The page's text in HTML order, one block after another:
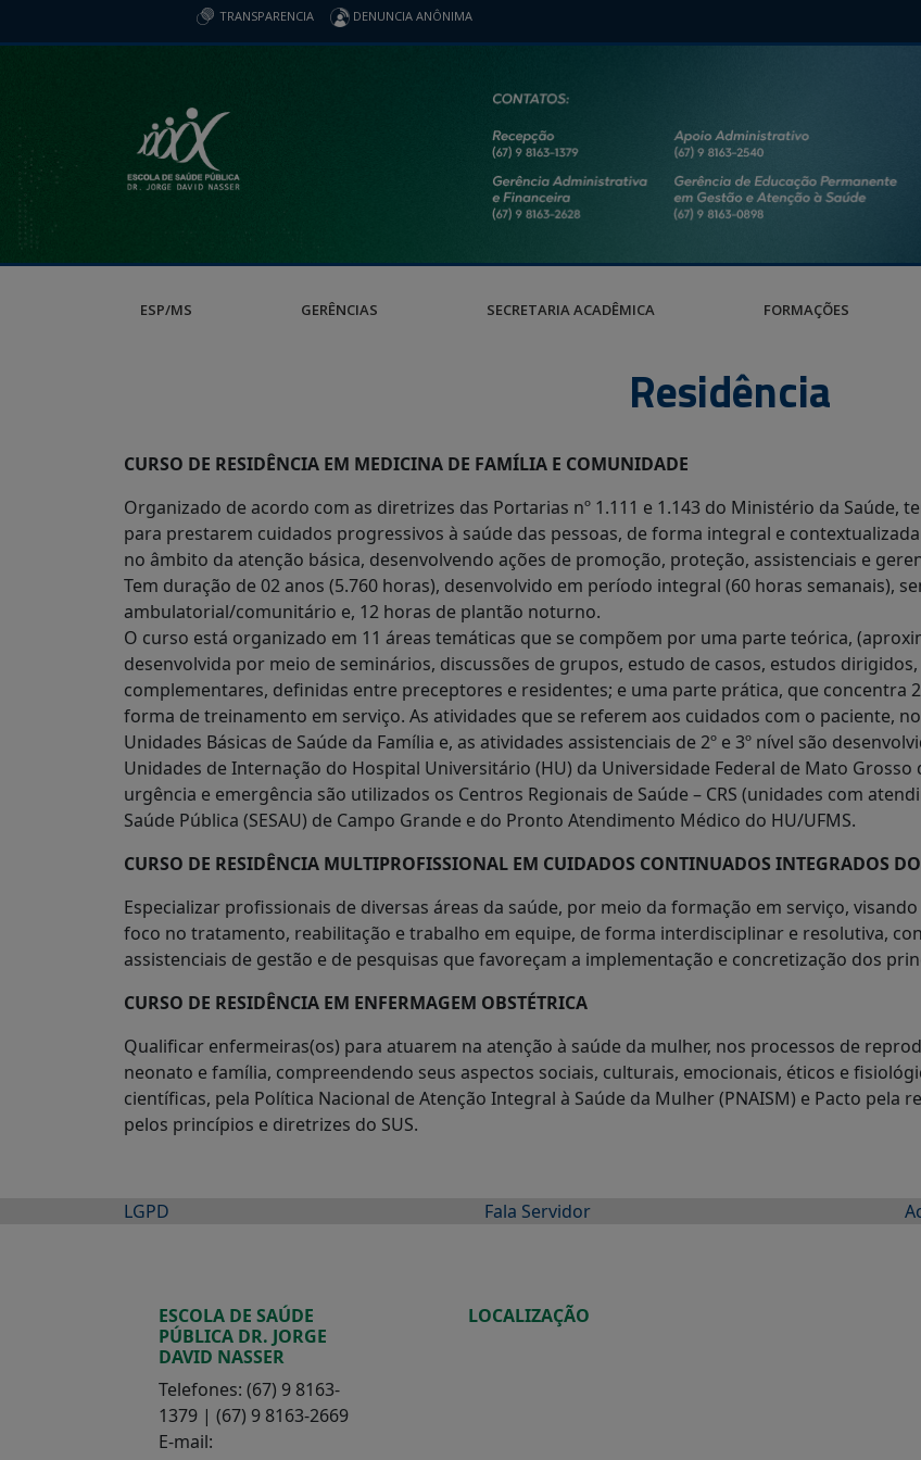
TRANSPARENCIA DENUNCIA ANÔNIMA
ESP/MS GERÊNCIAS SECRETARIA ACADÊMICA FORMAÇÕES
Residência
CURSO DE RESIDÊNCIA EM MEDICINA DE FAMÍLIA E COMUNIDADE
Organizado de acordo com as diretrizes das Portarias nº 1.111 e 1.143 do Ministério da Saúde,
para prestarem cuidados progressivos à saúde das pessoas, de forma integral e
no âmbito da atenção básica, desenvolvendo ações de promoção, proteção, assistenciais e
Tem duração de 02 anos (5.760 horas), desenvolvido em período integral (60 horas semanais),
ambulatorial/comunitário e, 12 horas de plantão noturno.
O curso está organizado em 11 áreas temáticas que se compõem por uma parte teórica,
desenvolvida por meio de seminários, discussões de grupos, estudo de casos, estudos
complementares, definidas entre preceptores e residentes; e uma parte prática, que concentra
forma de treinamento em serviço. As atividades que se referem aos cuidados com o paciente,
Unidades Básicas de Saúde da Família e, as atividades assistenciais de 2º e 3º nível são
Unidades de Internação do Hospital Universitário (HU) da Universidade Federal de Mato Grosso
urgência e emergência são utilizados os Centros Regionais de Saúde – CRS (unidades com
Saúde Pública (SESAU) de Campo Grande e do Pronto Atendimento Médico do HU/UFMS.
CURSO DE RESIDÊNCIA MULTIPROFISSIONAL EM CUIDADOS CONTINUADOS INTEGRADOS
Especializar profissionais de diversas áreas da saúde, por meio da formação em serviço,
foco no tratamento, reabilitação e trabalho em equipe, de forma interdisciplinar e resolutiva,
assistenciais de gestão e de pesquisas que favoreçam a implementação e concretização dos
CURSO DE RESIDÊNCIA EM ENFERMAGEM OBSTÉTRICA
Qualificar enfermeiras(os) para atuarem na atenção à saúde da mulher, nos processos de
neonato e família, compreendendo seus aspectos sociais, culturais, emocionais, éticos e
científicas, pela Política Nacional de Atenção Integral à Saúde da Mulher (PNAISM) e Pacto pela
pelos princípios e diretrizes do SUS.
LGPD Fala Servidor
ESCOLA DE SAÚDE
PÚBLICA DR. JORGE
DAVID NASSER
Telefones: (67) 9 8163-
1379 | (67) 9 8163-2669
E-mail:
LOCALIZAÇÃO